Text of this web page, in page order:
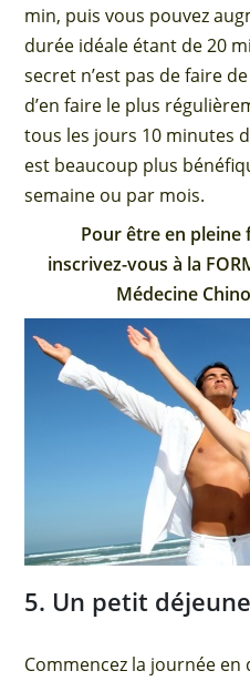
min, puis vous pouvez
durée idéale étant de 20
secret n’est pas de faire
d’en faire le plus
tous les jours 10 minutes
est beaucoup plus
semaine ou par mois.
Pour être en pleine
inscrivez-vous à la
Médecine
5. Un petit
Commencez la journée